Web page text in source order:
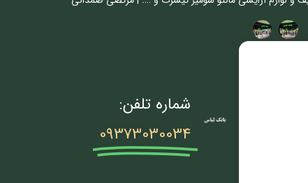
شماره تلفن:
09373030034